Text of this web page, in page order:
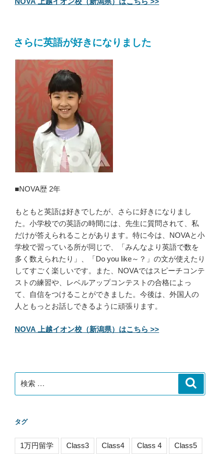
さらに英語が好きになりました
■NOVA歴 2年
もともと英語は好きでしたが、さらに好きになりまし
た。小学校での英語の時間には、先生に質問されて、私
だけが答えられることがあります。特に今は、NOVAと小
学校で習っている所が同じで、「みんなより英語で数を
多く数えられたり」、「Do you like～？」の文が使えたり
してすごく楽しいです。また、NOVAではスピーチコンテ
ストの練習や、レベルアップコンテストの合格によっ
て、自信をつけることができました。今後は、外国人の
人ともっとお話しできるように頑張ります。
NOVA 上越イオン校（新潟県）はこちら >>
索:
タグ
1万円留学 Class3 Class4 Class 4 Class5